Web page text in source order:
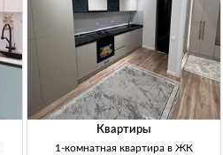
Квартиры
1-комнатная квартира в ЖК